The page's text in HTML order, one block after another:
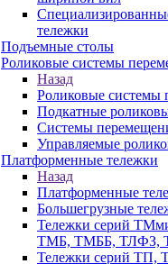
тележки
Подъемные столы
Роликовые системы
Назад
Роликовые системы
Подкатные
Системы
Управляемые
Платформенные тележки
Назад
Платформенные
Большегрузные
Тележки серий
ТМБ, ТМББ, ТЛФЗ,
Тележки серий ТП,